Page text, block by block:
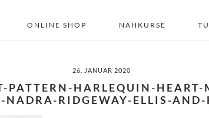
ONLINE SHOP NÄHKURSE
26. JANUAR 2020
PATTERN-HARLEQUIN-
NADRA-RIDGEWAY-ELLIS-